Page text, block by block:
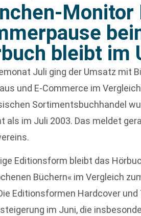
Monitor
bleibt im
Juli ging der Umsatz mit
und E-Commerce im
Sortimentsbuchhandel
als im Juli 2003. Das meldet
Editionsform bleibt das
Büchern« im Vergleich
Editionsformen Hardcover
im Juni, die